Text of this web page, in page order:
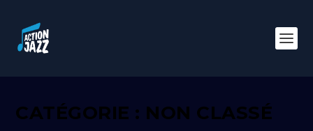
CATÉGORIE : NON CLASSÉ